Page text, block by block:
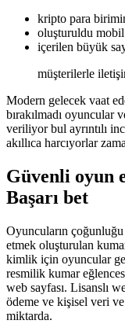
kripto para
oluşturuldu
içerilen büyük
müşterilerle
Modern gelecek vaat
bırakılmadı
veriliyor bul ayrıntılı
akıllıca harcıyorlar
Güvenli oyun
Başarı bet
Oyuncuların
etmek oluşturulan
kimlik için oyuncular
resmilik kumar
web sayfası. Lisanslı
ödeme ve kişisel veri
miktarda.